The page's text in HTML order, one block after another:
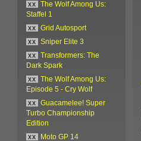
xx
The Wolf Among Us:
Staffel 1
xx
Grid Autosport
xx
Sniper Elite 3
xx
Transformers: The
Dark Spark
xx
The Wolf Among Us:
Episode 5 - Cry Wolf
xx
Guacamelee! Super
Turbo Championship
Edition
xx
Moto GP 14